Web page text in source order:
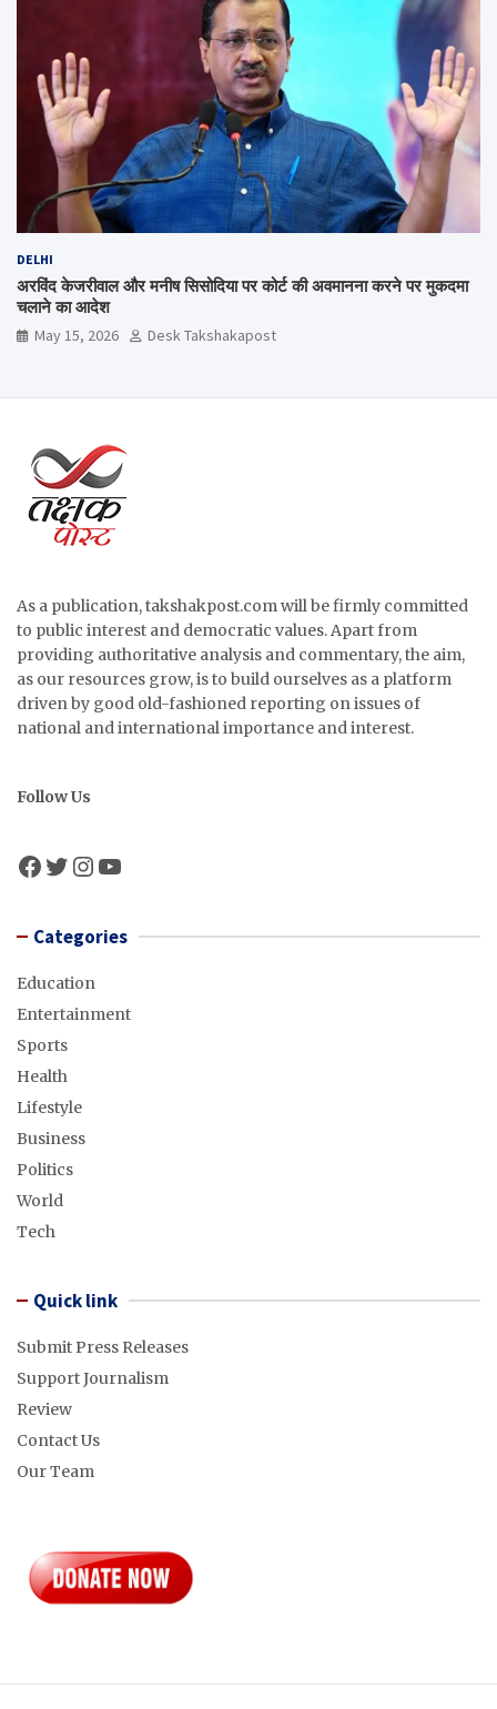
DELHI
अरविंद केजरीवाल और मनीष सिसोदिया पर कोर्ट की अवमानना करने पर मुकदमा
चलाने का आदेश
May 15, 2026 Desk Takshakapost
As a publication, takshakpost.com will be firmly committed
to public interest and democratic values. Apart from
providing authoritative analysis and commentary, the aim,
as our resources grow, is to build ourselves as a platform
driven by good old-fashioned reporting on issues of
national and international importance and interest.
Follow Us
Facebook
Twitter
Instagram
YouTube
Categories
Education
Entertainment
Sports
Health
Lifestyle
Business
Politics
World
Tech
Quick link
Submit Press Releases
Support Journalism
Review
Contact Us
Our Team